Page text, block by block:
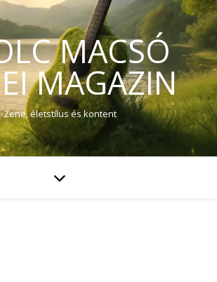
MACSÓ
MAGAZIN
Zene, életstílus és kontent